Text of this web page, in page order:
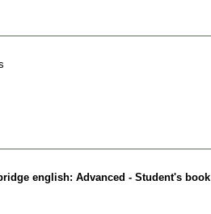
english: Advanced - Student's book